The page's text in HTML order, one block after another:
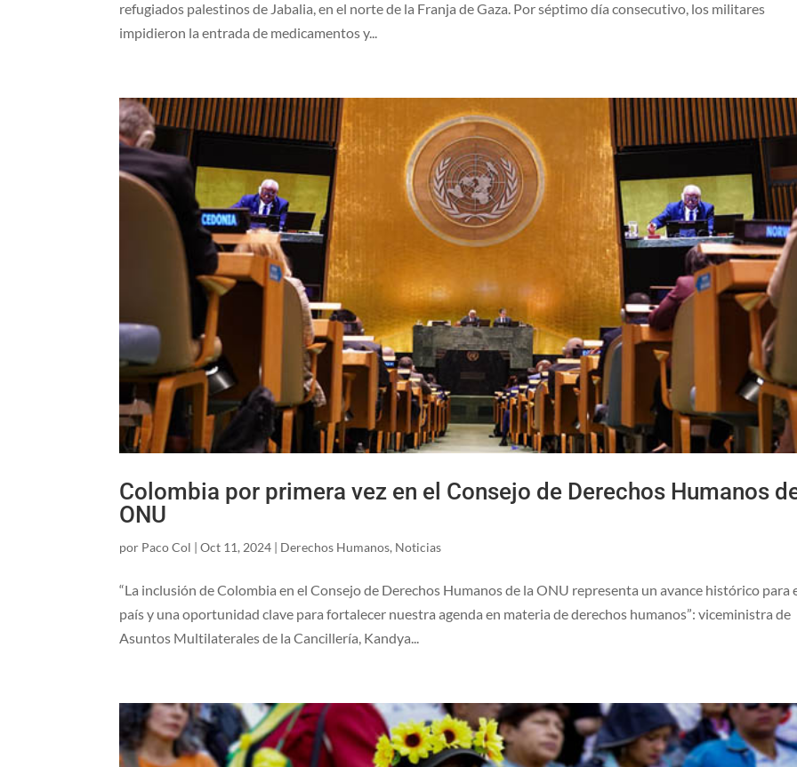
refugiados palestinos de Jabalia, en el norte de la Franja de Gaza. Por séptimo día consecutivo, los militares
impidieron la entrada de medicamentos y...
Colombia por primera vez en el Consejo de Derechos Humanos
ONU
por Paco Col |Oct 11, 2024 | Derechos Humanos, Noticias
“La inclusión de Colombia en el Consejo de Derechos Humanos de la ONU representa un avance histórico para
país y una oportunidad clave para fortalecer nuestra agenda en materia de derechos humanos”: viceministra de
Asuntos Multilaterales de la Cancillería, Kandya...